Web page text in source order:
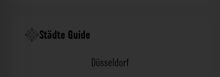
Städte Guide
Düsseldorf